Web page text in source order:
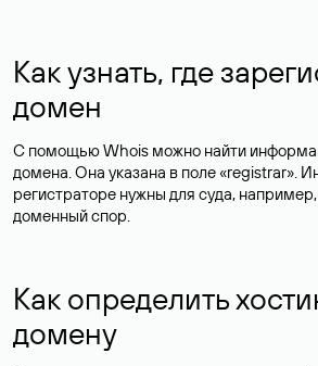
Как узнать, где
домен
С помощью Whois можно найти
домена. Она указана в поле «registrar».
регистраторе нужны для суда,
доменный спор.
Как определить
домену